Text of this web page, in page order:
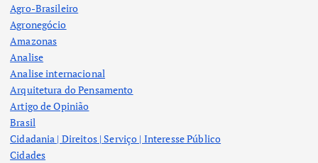
Agro-Brasileiro
Agronegócio
Amazonas
Analise
Analise internacional
Arquitetura do Pensamento
Artigo de Opinião
Brasil
Cidadania | Direitos | Serviço | Interesse Público
Cidades